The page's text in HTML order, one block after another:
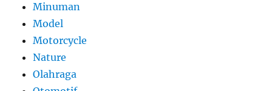
Minuman
Model
Motorcycle
Nature
Olahraga